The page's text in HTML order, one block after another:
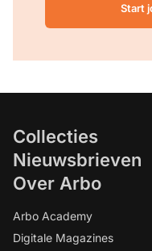
Start
Collecties
Nieuwsbrieven
Over Arbo
Arbo Academy
Digitale Magazines